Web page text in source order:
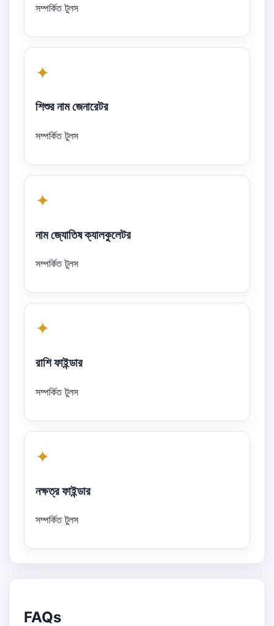
সম্পর্কিত টুলস
✦
শিশুর নাম জেনারেটর
সম্পর্কিত টুলস
✦
নাম জ্যোতিষ ক্যালকুলেটর
সম্পর্কিত টুলস
✦
রাশি ফাইন্ডার
সম্পর্কিত টুলস
✦
নক্ষত্র ফাইন্ডার
সম্পর্কিত টুলস
FAQs